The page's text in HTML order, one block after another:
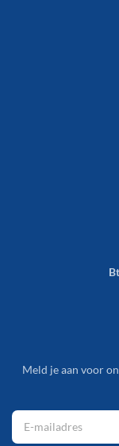
Meld je aan voor